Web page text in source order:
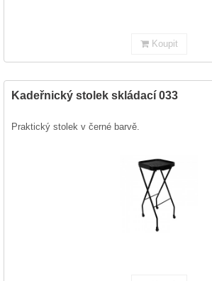
Koupit
Kadeřnický stolek skládací 033
Praktický stolek v černé barvě.